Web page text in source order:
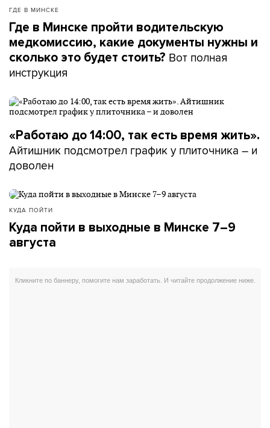
ГДЕ В МИНСКЕ
Где в Минске пройти водительскую
медкомиссию, какие документы нужны и
сколько это будет стоить? Вот полная
инструкция
«Работаю до 14:00, так есть время жить».
Айтишник подсмотрел график у плиточника – и
доволен
КУДА ПОЙТИ
Куда пойти в выходные в Минске 7–9
августа